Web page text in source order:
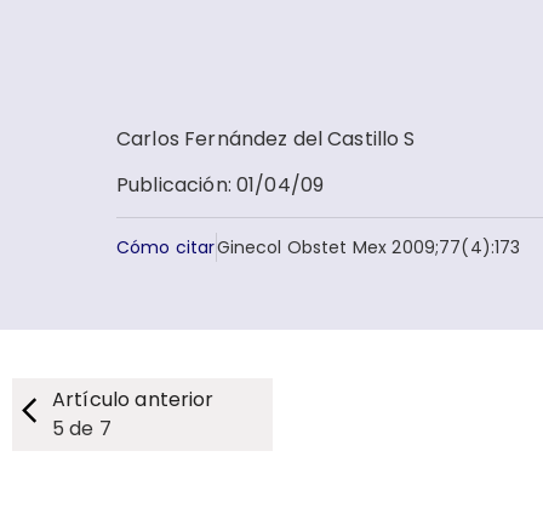
Carlos Fernández del Castillo S
Publicación: 01/04/09
Cómo citarGinecol Obstet Mex 2009;77(4):173
Artículo anterior
5 de 7